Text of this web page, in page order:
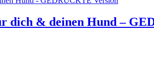
dich & deinen Hund –